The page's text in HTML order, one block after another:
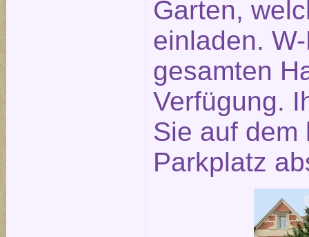
Garten,
einladen.
gesamten
Verfügung.
Sie auf dem
Parkplatz